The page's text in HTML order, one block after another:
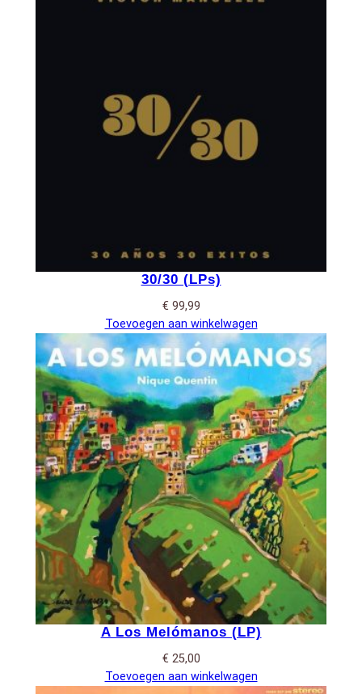
30/30 (LPs)
€ 99,99
Toevoegen aan winkelwagen
A Los Melómanos (LP)
€ 25,00
Toevoegen aan winkelwagen